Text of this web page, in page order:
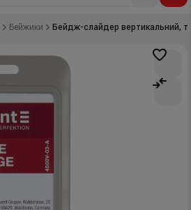
Бейжики Бейдж-слайдер вертикальний,